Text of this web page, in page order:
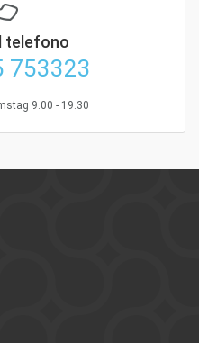
telefono
753323
9.00 - 19.30